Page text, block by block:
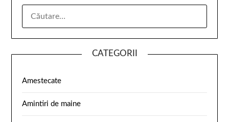
CATEGORII
Amestecate
Amintiri de maine